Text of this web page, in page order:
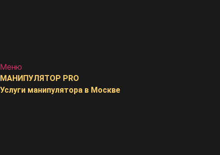
Меню
МАНИПУЛЯТОР PRO
Услуги манипулятора в Москве